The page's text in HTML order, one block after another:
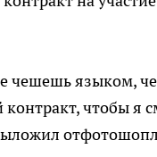
чешешь языком,
чтобы я